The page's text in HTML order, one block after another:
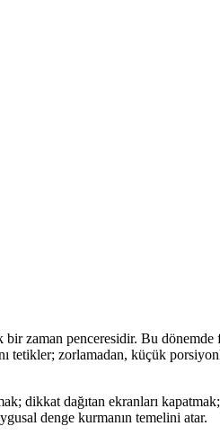
penceresidir. Bu dönemde
tetikler; zorlamadan, küçük
dikkat dağıtan ekranları
denge kurmanın temelini atar.